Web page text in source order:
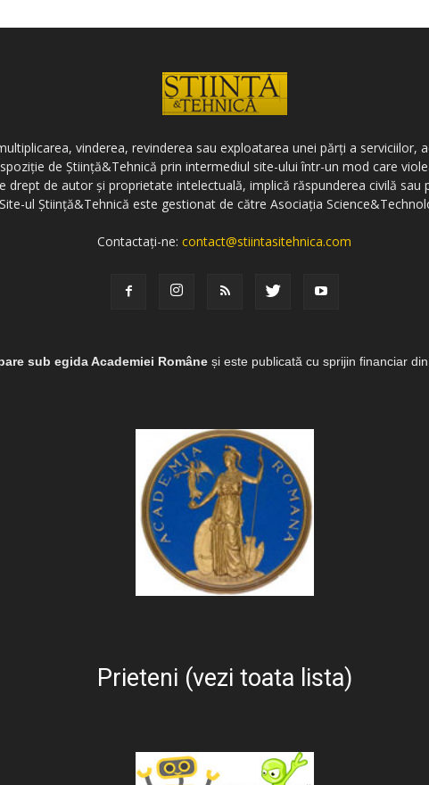
vinderea, revinderea sau exploatarea unei părți a serviciilor,
de Știință&Tehnică prin intermediul site-ului într-un mod care
drept de autor și proprietate intelectuală, implică răspunderea civilă sau
Site-ul Știință&Tehnică este gestionat de către Asociația
Contactați-ne:contact@stiintasitehnica.com
sub egida Academiei Române și este publicată cu sprijin financiar
Prieteni (vezi toata lista)